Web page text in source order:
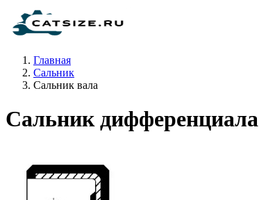
Главная
Сальник
Сальник вала
Сальник дифференциала